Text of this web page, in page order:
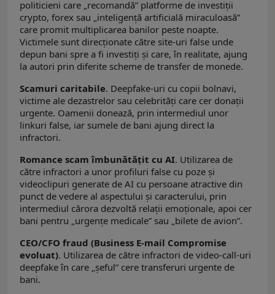
politicieni care „recomandă” platforme de investiții
crypto, forex sau „inteligență artificială miraculoasă”
care promit multiplicarea banilor peste noapte.
Victimele sunt direcționate către site-uri false unde
depun bani spre a fi investiți și care, în realitate, ajung
la autori prin diferite scheme de transfer de monede.
Scamuri caritabile. Deepfake-uri cu copii bolnavi,
victime ale dezastrelor sau celebrități care cer donații
urgente. Oamenii donează, prin intermediul unor
linkuri false, iar sumele de bani ajung direct la
infractori.
Romance scam îmbunătățit cu AI. Utilizarea de
către infractori a unor profiluri false cu poze și
videoclipuri generate de AI cu persoane atractive din
punct de vedere al aspectului și caracterului, prin
intermediul cărora dezvoltă relații emoționale, apoi cer
bani pentru „urgențe medicale” sau „bilete de avion”.
CEO/CFO fraud (Business E-mail Compromise
evoluat). Utilizarea de către infractori de video-call-uri
deepfake în care „șeful” cere transferuri urgente de
bani.